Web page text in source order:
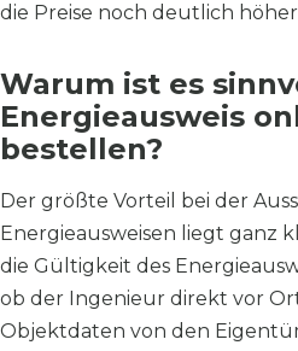
die Preise noch deutlich
Warum ist es
Energieausweis
bestellen?
Der größte Vorteil bei der
Energieausweisen liegt ganz
die Gültigkeit des
ob der Ingenieur direkt vor
Objektdaten von den